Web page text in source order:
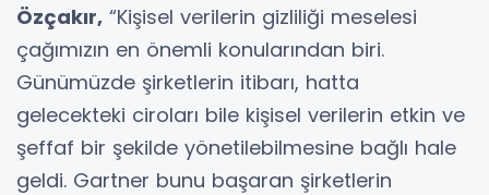
Özçakır, “Kişisel verilerin gizliliği meselesi
çağımızın en önemli konularından biri.
Günümüzde şirketlerin itibarı, hatta
gelecekteki ciroları bile kişisel verilerin etkin ve
şeffaf bir şekilde yönetilebilmesine bağlı hale
geldi. Gartner bunu başaran şirketlerin